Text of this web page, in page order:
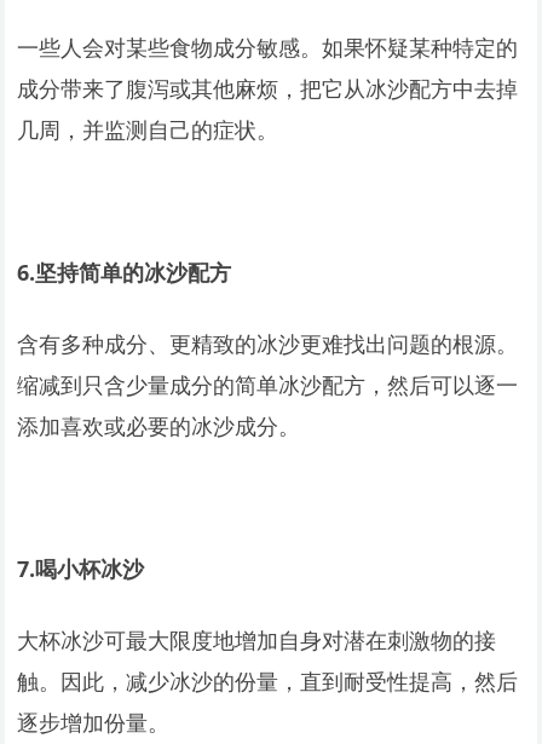
一些人会对某些食物成分敏感。如果怀疑某种特定的
成分带来了腹泻或其他麻烦，把它从冰沙配方中去掉
几周，并监测自己的症状。
6.坚持简单的冰沙配方
含有多种成分、更精致的冰沙更难找出问题的根源。
缩减到只含少量成分的简单冰沙配方，然后可以逐一
添加喜欢或必要的冰沙成分。
7.喝小杯冰沙
大杯冰沙可最大限度地增加自身对潜在刺激物的接
触。因此，减少冰沙的份量，直到耐受性提高，然后
逐步增加份量。